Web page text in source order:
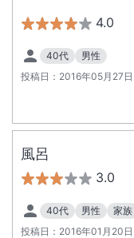
4.0
40代
男性
投稿日： 2016年05月27日
風呂
3.0
40代 男性
家族
投稿日： 2016年01月20日